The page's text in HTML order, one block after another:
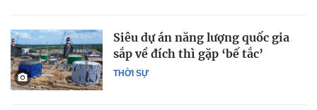
THỜI SỰ
Siêu dự án năng lượng quốc gia
sắp về đích thì gặp ‘bế tắc’